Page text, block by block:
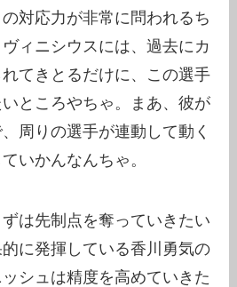
対応力が非常に問われるち
ィニシウスには、過去にカ
てきとるだけに、この選手
ところやちゃ。まあ、彼が
周りの選手が連動して動く
いかんなんちゃ。
は先制点を奪っていきたい
に発揮している香川勇気の
シュは精度を高めていきた